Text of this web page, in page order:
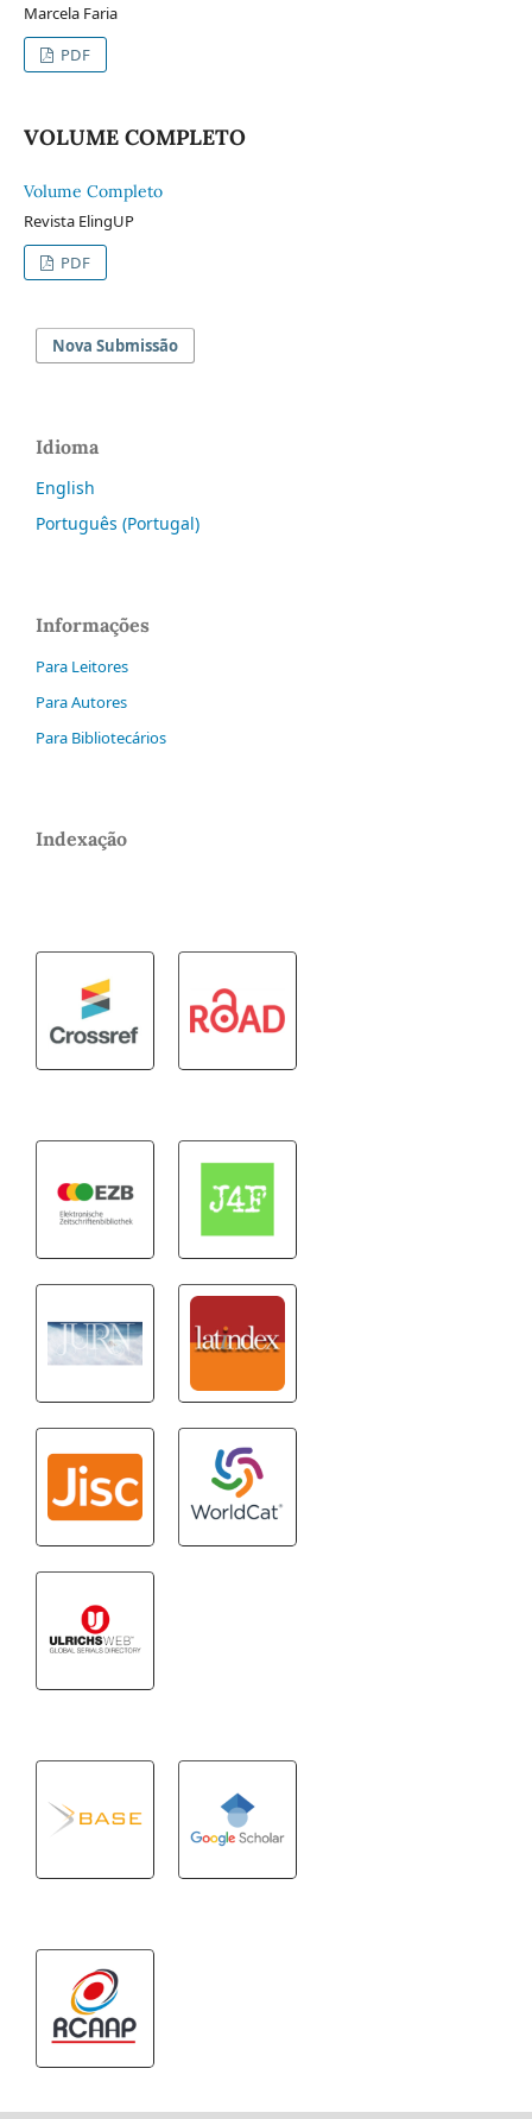
Marcela Faria
PDF
VOLUME COMPLETO
Volume Completo
Revista ElingUP
PDF
Nova Submissão
Idioma
English
Português (Portugal)
Informações
Para Leitores
Para Autores
Para Bibliotecários
Indexação